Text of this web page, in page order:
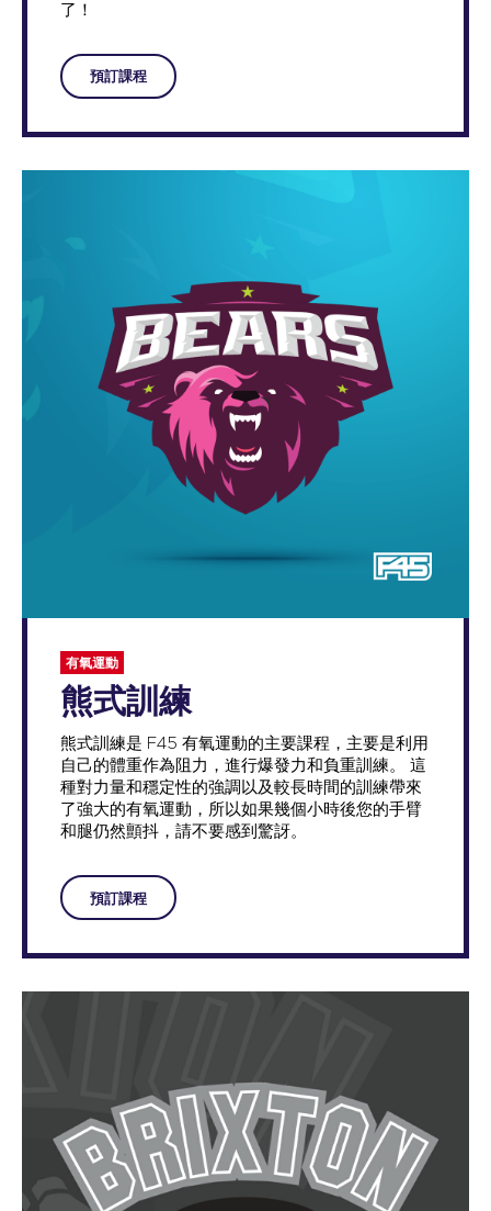
了！
預訂課程
有氧運動
熊式訓練
熊式訓練是 F45 有氧運動的主要課程，主要是利用
自己的體重作為阻力，進行爆發力和負重訓練。 這
種對力量和穩定性的強調以及較長時間的訓練帶來
了強大的有氧運動，所以如果幾個小時後您的手臂
和腿仍然顫抖，請不要感到驚訝。
預訂課程